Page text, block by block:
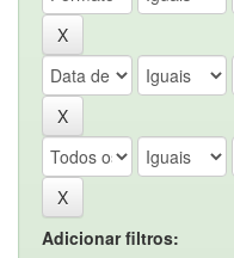
Adicionar filtros: